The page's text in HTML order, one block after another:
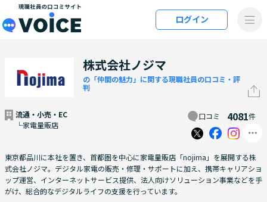
メインコンテンツにスキップ
ログイン
株式会社ノジマ
の「仲間の魅力」に関する現職社員の口コミ・評
判
流通・小売・EC
└家電量販店
口コミ 4081件
東京都品川に本社を置き、首都圏を中心に家電量販店「nojima」を展開する株
式会社ノジマ。デジタル家電の販売・修理・サポートに加え、携帯キャリアショ
ップ運営、インターネットサービス提供、法人向けソリューション事業などを手
がけ、総合的なデジタルライフの支援を行っています。